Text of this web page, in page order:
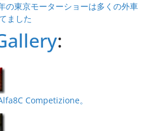
の東京モーターショーは多くの外車
ました
:
Competizione。